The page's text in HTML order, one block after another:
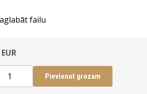
failu
EUR
Pievienot grozam